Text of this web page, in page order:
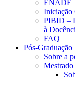
ENADE
Iniciação
PIBID –
à
FAQ
Pós-Graduação
Sobre a